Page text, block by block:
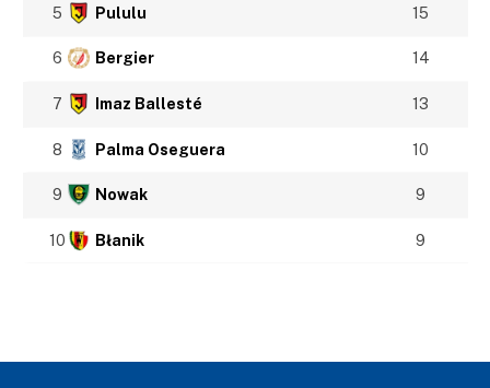
5 Pululu 15
6 Bergier 14
7 Imaz Ballesté 13
8 Palma Oseguera 10
9 Nowak 9
10 Błanik 9